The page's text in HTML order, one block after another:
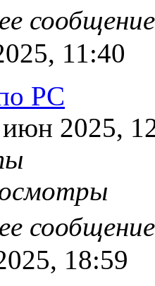
11:40
PC
2025,
18:59